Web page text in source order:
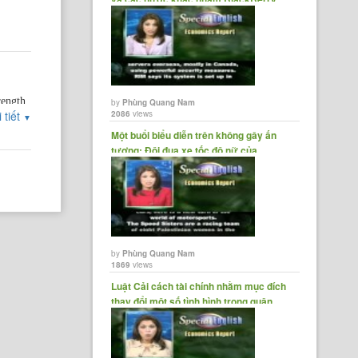
tiết ▼
làm mục......
byPhùng Quang Nam
2086 views
Một buổi biểu diễn trên không gây ấn
tượng; Đội đua xe tốc độ nữ của......
byPhùng Quang Nam
1869 views
Luật Cải cách tài chính nhằm mục đích
thay đổi một số tình hình trong quận......